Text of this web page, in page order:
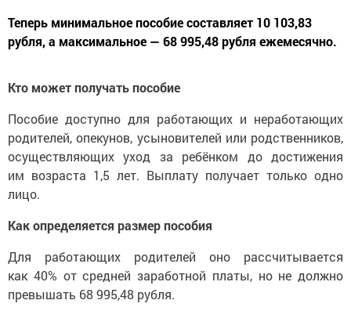
Теперь минимальное пособие составляет 10 103,83
рубля, а максимальное — 68 995,48 рубля ежемесячно.
Кто может получать пособие
Пособие доступно для работающих и неработающих
родителей, опекунов, усыновителей или родственников,
осуществляющих уход за ребёнком до достижения
им возраста 1,5 лет. Выплату получает только одно
лицо.
Как определяется размер пособия
Для работающих родителей оно рассчитывается
как 40% от средней заработной платы, но не должно
превышать 68 995,48 рубля.